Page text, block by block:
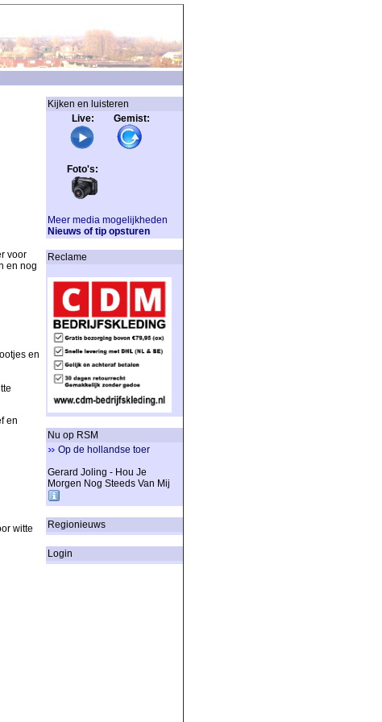
voor
en nog
en
en
witte
Kijken en luisteren
Live: Gemist:
Foto's:
Meer media mogelijkheden
Nieuws of tip opsturen
Reclame
Nu op RSM
Op de hollandse toer
Gerard Joling - Hou Je
Morgen Nog Steeds Van Mij
Regionieuws
Login